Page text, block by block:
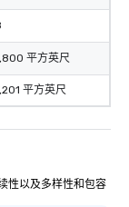
平方英尺
平方英尺
性以及多样性和包容